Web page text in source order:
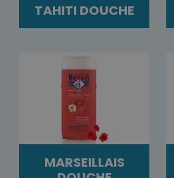
TAHITI DOUCHE
MARSEILLAIS